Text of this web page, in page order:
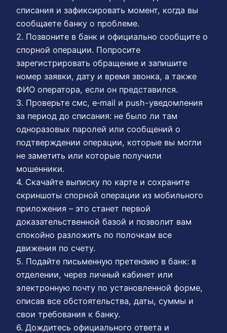
списания и зафиксировать момент, когда вы
сообщаете банку о проблеме.
2. Позвоните в банк и официально сообщите о
спорной операции. Попросите
зарегистрировать обращение и запишите
номер заявки, дату и время звонка, а также
ФИО оператора, если он представился.
3. Проверьте смс, e‑mail и push-уведомления
за период до списания: не было ли там
одноразовых паролей или сообщений о
подтверждении операции, которые вы могли
не заметить или которые получили
мошенники.
4. Скачайте выписку по карте и сохраните
скриншоты спорной операции из мобильного
приложения – это станет первой
доказательственной базой и позволит вам
спокойно разложить по полочкам все
движения по счету.
5. Подайте письменную претензию в банк: в
отделении, через личный кабинет или
электронную почту по установленной форме,
описав все обстоятельства, даты, суммы и
свои требования к банку.
6. Дождитесь официального ответа и